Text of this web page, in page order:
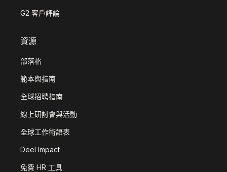
G2 客戶評論
資源
部落格
範本與指南
全球招聘指南
線上研討會與活動
全球工作術語表
Deel Impact
免費 HR 工具